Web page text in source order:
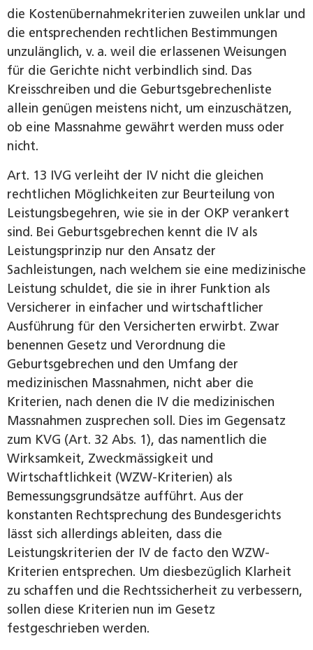
die Kostenübernahmekriterien zuweilen unklar und
die entsprechenden rechtlichen Bestimmungen
unzulänglich, v. a. weil die erlassenen Weisungen
für die Gerichte nicht verbindlich sind. Das
Kreisschreiben und die Geburtsgebrechenliste
allein genügen meistens nicht, um einzuschätzen,
ob eine Massnahme gewährt werden muss oder
nicht.
Art. 13 IVG verleiht der IV nicht die gleichen
rechtlichen Möglichkeiten zur Beurteilung von
Leistungsbegehren, wie sie in der OKP verankert
sind. Bei Geburtsgebrechen kennt die IV als
Leistungsprinzip nur den Ansatz der
Sachleistungen, nach welchem sie eine medizinische
Leistung schuldet, die sie in ihrer Funktion als
Versicherer in einfacher und wirtschaftlicher
Ausführung für den Versicherten erwirbt. Zwar
benennen Gesetz und Verordnung die
Geburtsgebrechen und den Umfang der
medizinischen Massnahmen, nicht aber die
Kriterien, nach denen die IV die medizinischen
Massnahmen zusprechen soll. Dies im Gegensatz
zum KVG (Art. 32 Abs. 1), das namentlich die
Wirksamkeit, Zweckmässigkeit und
Wirtschaftlichkeit (WZW-Kriterien) als
Bemessungsgrundsätze aufführt. Aus der
konstanten Rechtsprechung des Bundesgerichts
lässt sich allerdings ableiten, dass die
Leistungskriterien der IV de facto den WZW-
Kriterien entsprechen. Um diesbezüglich Klarheit
zu schaffen und die Rechtssicherheit zu verbessern,
sollen diese Kriterien nun im Gesetz
festgeschrieben werden.